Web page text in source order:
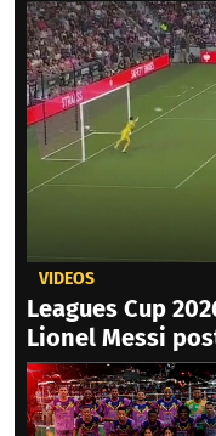
VIDEOS
Leagues Cup
Lionel Messi